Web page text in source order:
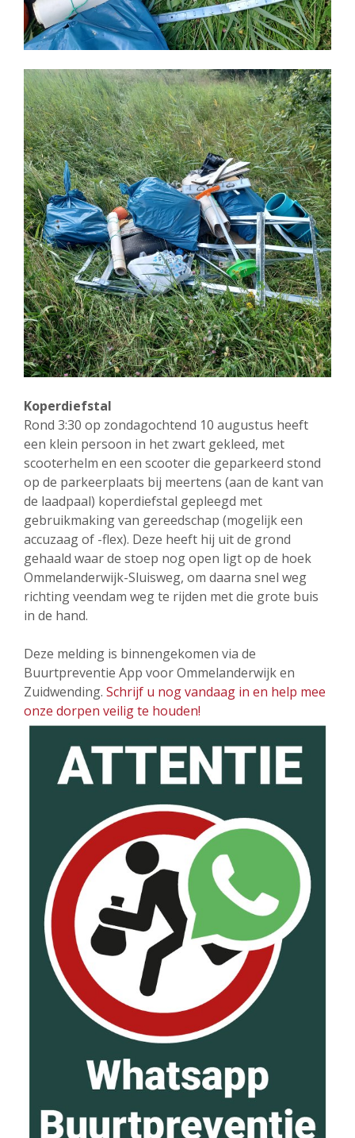
Koperdiefstal
Rond 3:30 op zondagochtend 10 augustus heeft
een klein persoon in het zwart gekleed, met
scooterhelm en een scooter die geparkeerd stond
op de parkeerplaats bij meertens (aan de kant van
de laadpaal) koperdiefstal gepleegd met
gebruikmaking van gereedschap (mogelijk een
accuzaag of -flex). Deze heeft hij uit de grond
gehaald waar de stoep nog open ligt op de hoek
Ommelanderwijk-Sluisweg, om daarna snel weg
richting veendam weg te rijden met die grote buis
in de hand.
Deze melding is binnengekomen via de
Buurtpreventie App voor Ommelanderwijk en
Zuidwending. Schrijf u nog vandaag in en help mee
onze dorpen veilig te houden!